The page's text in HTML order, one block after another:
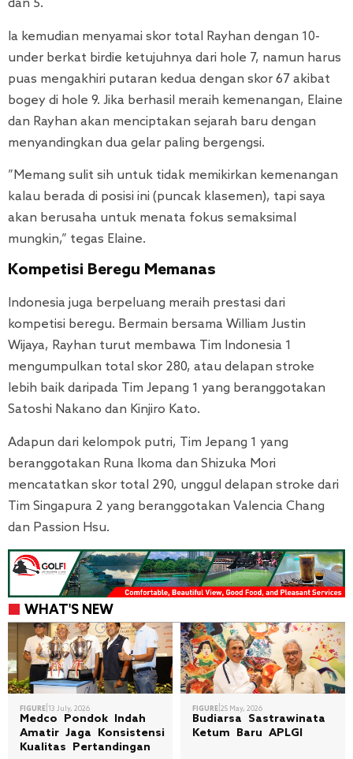
dan 5.
Ia kemudian menyamai skor total Rayhan dengan 10-
under berkat birdie ketujuhnya dari hole 7, namun harus
puas mengakhiri putaran kedua dengan skor 67 akibat
bogey di hole 9. Jika berhasil meraih kemenangan, Elaine
dan Rayhan akan menciptakan sejarah baru dengan
menyandingkan dua gelar paling bergengsi.
”Memang sulit sih untuk tidak memikirkan kemenangan
kalau berada di posisi ini (puncak klasemen), tapi saya
akan berusaha untuk menata fokus semaksimal
mungkin,” tegas Elaine.
Kompetisi Beregu Memanas
Indonesia juga berpeluang meraih prestasi dari
kompetisi beregu. Bermain bersama William Justin
Wijaya, Rayhan turut membawa Tim Indonesia 1
mengumpulkan total skor 280, atau delapan stroke
lebih baik daripada Tim Jepang 1 yang beranggotakan
Satoshi Nakano dan Kinjiro Kato.
Adapun dari kelompok putri, Tim Jepang 1 yang
beranggotakan Runa Ikoma dan Shizuka Mori
mencatatkan skor total 290, unggul delapan stroke dari
Tim Singapura 2 yang beranggotakan Valencia Chang
dan Passion Hsu.
WHAT'S NEW
FIGURE|13 July, 2026
Medco Pondok Indah
Amatir Jaga Konsistensi
Kualitas Pertandingan
FIGURE|25 May, 2026
Budiarsa Sastrawinata
Ketum Baru APLGI